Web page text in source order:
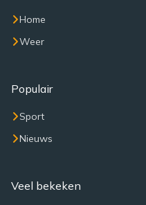
Home
Weer
Populair
Sport
Nieuws
Veel bekeken